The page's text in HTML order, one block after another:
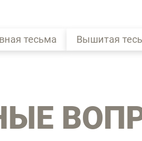
тесьма Вышитая